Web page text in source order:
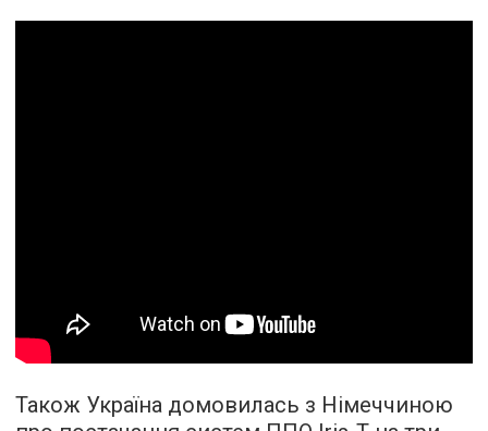
Також Україна домовилась з Німеччиною